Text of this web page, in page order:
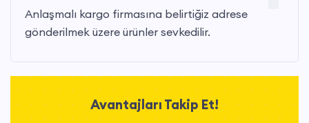
Anlaşmalı kargo firmasına belirtiğiz adrese
gönderilmek üzere ürünler sevkedilir.
Avantajları Takip Et!